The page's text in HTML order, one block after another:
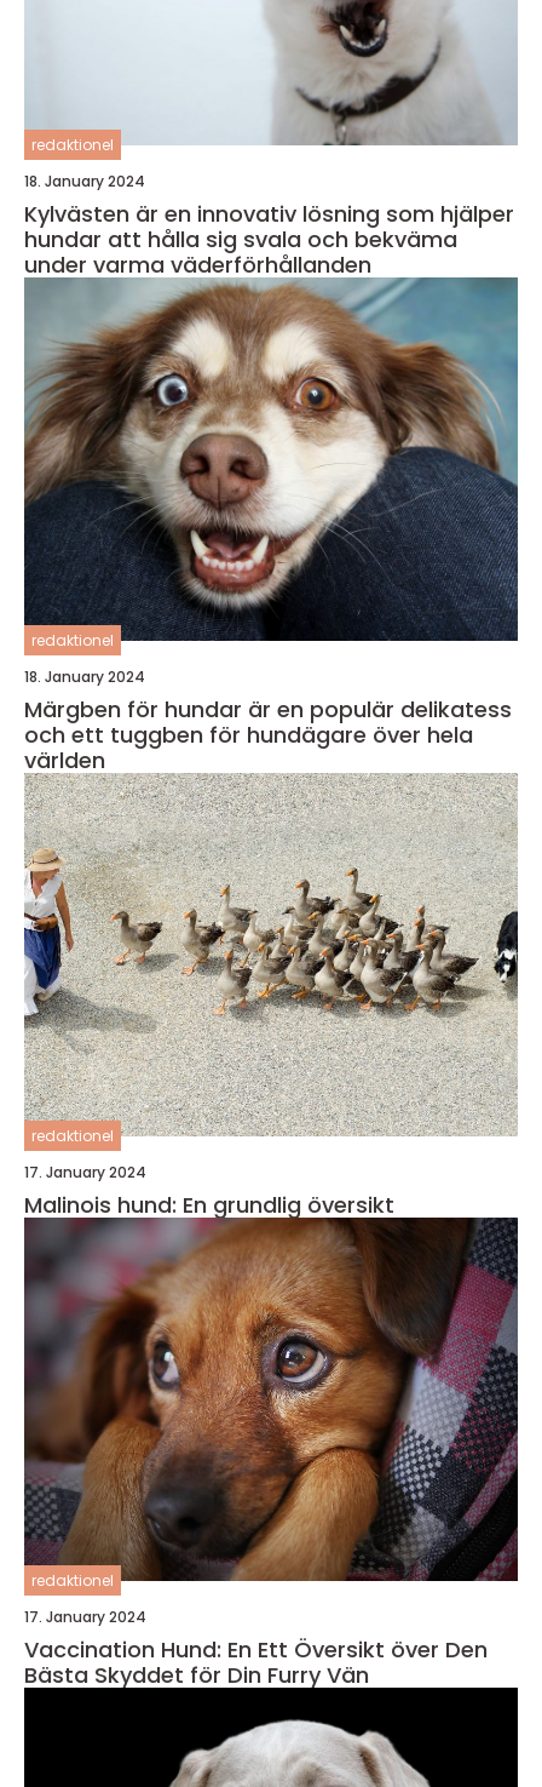
redaktionel
18. January 2024
Kylvästen är en innovativ lösning som hjälper
hundar att hålla sig svala och bekväma
under varma väderförhållanden
redaktionel
18. January 2024
Märgben för hundar är en populär delikatess
och ett tuggben för hundägare över hela
världen
redaktionel
17. January 2024
Malinois hund: En grundlig översikt
redaktionel
17. January 2024
Vaccination Hund: En Ett Översikt över Den
Bästa Skyddet för Din Furry Vän